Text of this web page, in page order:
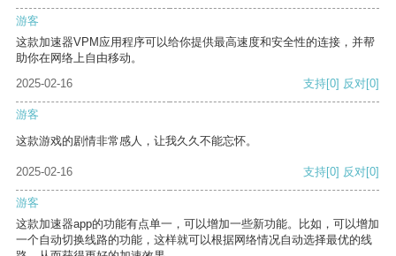
游客
这款加速器VPM应用程序可以给你提供最高速度和安全性的连接，并帮
助你在网络上自由移动。
2025-02-16
支持[0] 反对[0]
游客
这款游戏的剧情非常感人，让我久久不能忘怀。
2025-02-16 支持[0] 反对[0]
游客
这款加速器app的功能有点单一，可以增加一些新功能。比如，可以增加
一个自动切换线路的功能，这样就可以根据网络情况自动选择最优的线